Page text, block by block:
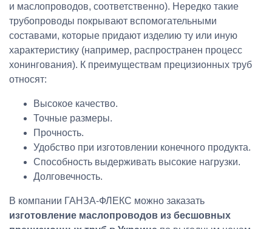
и маслопроводов, соответственно). Нередко такие
трубопроводы покрывают вспомогательными
составами, которые придают изделию ту или иную
характеристику (например, распространен процесс
хонингования). К преимуществам прецизионных труб
относят:
Высокое качество.
Точные размеры.
Прочность.
Удобство при изготовлении конечного продукта.
Способность выдерживать высокие нагрузки.
Долговечность.
В компании ГАНЗА-ФЛЕКС можно заказать
изготовление маслопроводов из бесшовных